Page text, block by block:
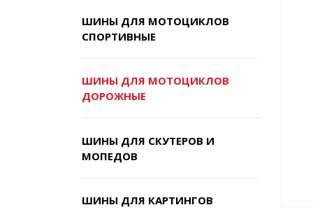
ШИНЫ ДЛЯ МОТОЦИКЛОВ
СПОРТИВНЫЕ
ШИНЫ ДЛЯ МОТОЦИКЛОВ
ДОРОЖНЫЕ
ШИНЫ ДЛЯ СКУТЕРОВ И
МОПЕДОВ
ШИНЫ ДЛЯ КАРТИНГОВ